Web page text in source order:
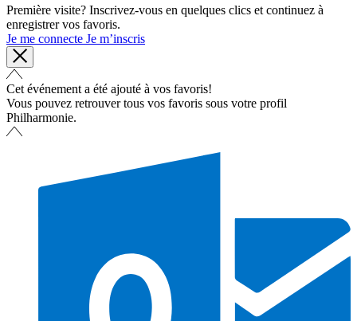
Première visite? Inscrivez-vous en quelques clics et continuez à
enregistrer vos favoris.
Je me connecte Je m’inscris
Cet événement a été ajouté à vos favoris!
Vous pouvez retrouver tous vos favoris sous votre profil
Philharmonie.